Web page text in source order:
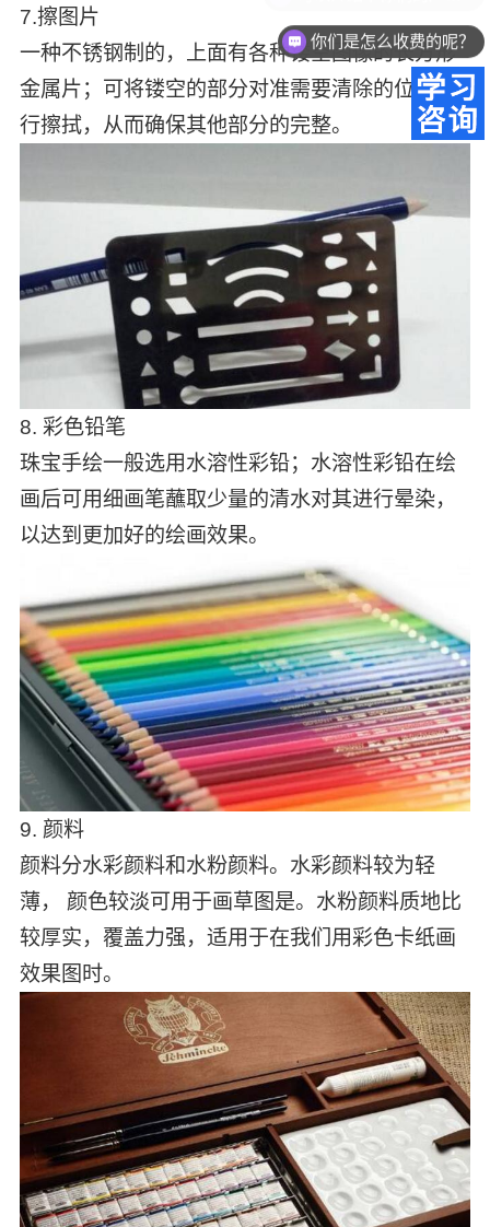
7.擦图片
一种不锈钢制的，上面有各种镂空图像的长方形
金属片；可将镂空的部分对准需要清除的位置进
行擦拭，从而确保其他部分的完整。
8. 彩色铅笔
珠宝手绘一般选用水溶性彩铅；水溶性彩铅在绘
画后可用细画笔蘸取少量的清水对其进行晕染，
以达到更加好的绘画效果。
9. 颜料
颜料分水彩颜料和水粉颜料。水彩颜料较为轻
薄， 颜色较淡可用于画草图是。水粉颜料质地比
较厚实，覆盖力强，适用于在我们用彩色卡纸画
效果图时。
你们是怎么收费的呢？